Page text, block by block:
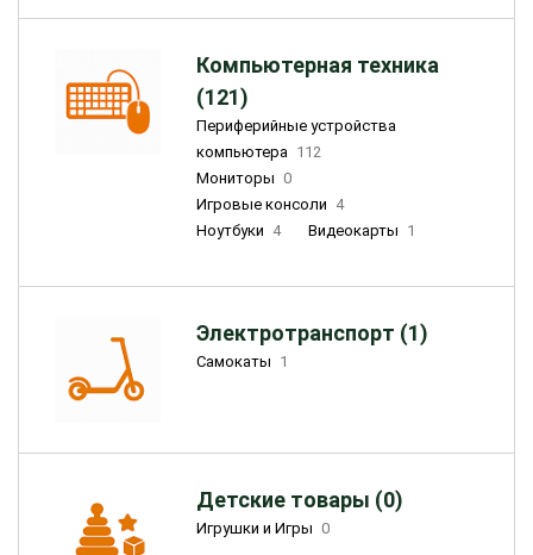
Компьютерная техника
(121)
Периферийные устройства
компьютера 112
Мониторы 0
Игровые консоли 4
Ноутбуки 4 Видеокарты 1
Электротранспорт (1)
Самокаты 1
Детские товары (0)
Игрушки и Игры 0